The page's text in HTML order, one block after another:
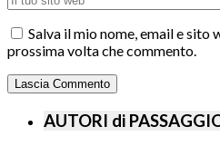
Salva il mio nome, email e
prossima volta che commento.
AUTORI di